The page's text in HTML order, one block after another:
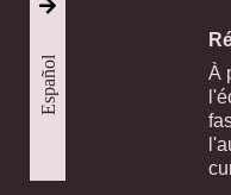
À
Español